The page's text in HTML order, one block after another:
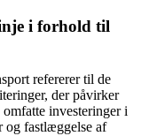
i forhold til
refererer til de
der påvirker
investeringer i
og fastlæggelse af